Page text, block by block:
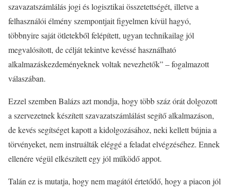
szavazatszámlálás jogi és logisztikai összetettségét, illetve a
felhasználói élmény szempontjait figyelmen kívül hagyó,
többnyire saját ötletekből felépített, ugyan technikailag jól
megvalósított, de célját tekintve kevéssé használható
alkalmazáskezdeményeknek voltak nevezhetők” – fogalmazott
válaszában.
Ezzel szemben Balázs azt mondja, hogy több száz órát dolgozott
a szervezetnek készített szavazatszámlálást segítő alkalmazáson,
de kevés segítséget kapott a kidolgozásához, neki kellett bújnia a
törvényeket, nem instruálták eléggé a feladat elvégzéséhez. Ennek
ellenére végül elkészített egy jól működő appot.
Talán ez is mutatja, hogy nem magától értetődő, hogy a piacon jól